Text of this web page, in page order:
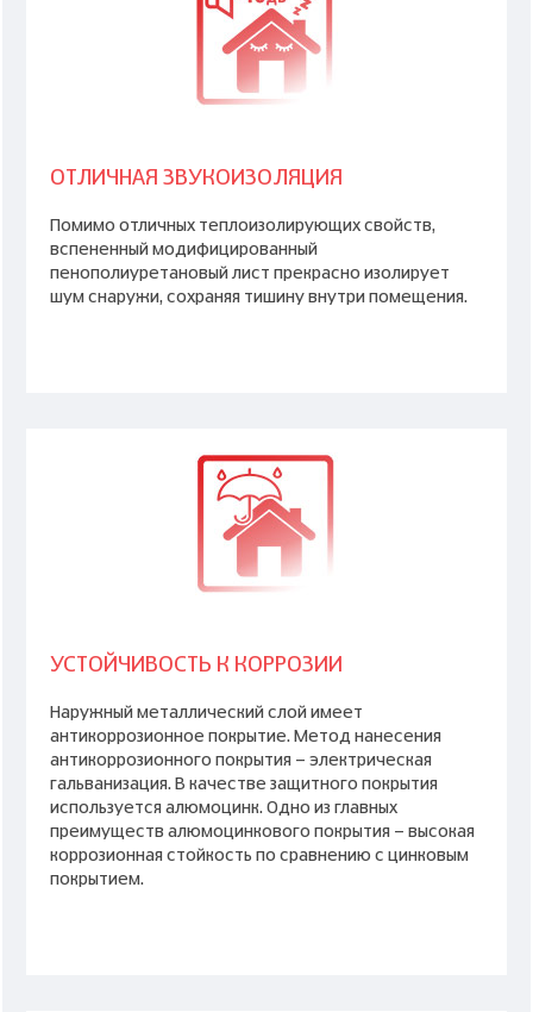
ОТЛИЧНАЯ ЗВУКОИЗОЛЯЦИЯ
Помимо отличных теплоизолирующих свойств,
вспененный модифицированный
пенополиуретановый лист прекрасно изолирует
шум снаружи, сохраняя тишину внутри помещения.
УСТОЙЧИВОСТЬ К КОРРОЗИИ
Наружный металлический слой имеет
антикоррозионное покрытие. Метод нанесения
антикоррозионного покрытия - электрическая
гальванизация. В качестве защитного покрытия
используется алюмоцинк. Одно из главных
преимуществ алюмоцинкового покрытия - высокая
коррозионная стойкость по сравнению с цинковым
покрытием.